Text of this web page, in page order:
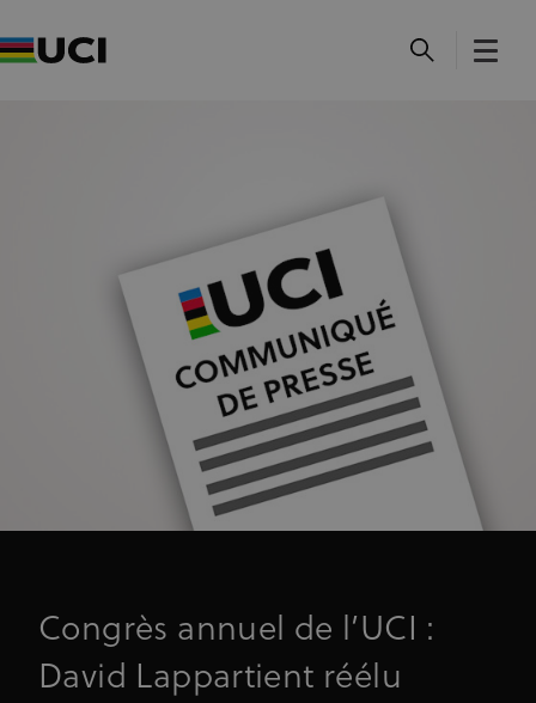
Congrès annuel de l’UCI :
David Lappartient réélu